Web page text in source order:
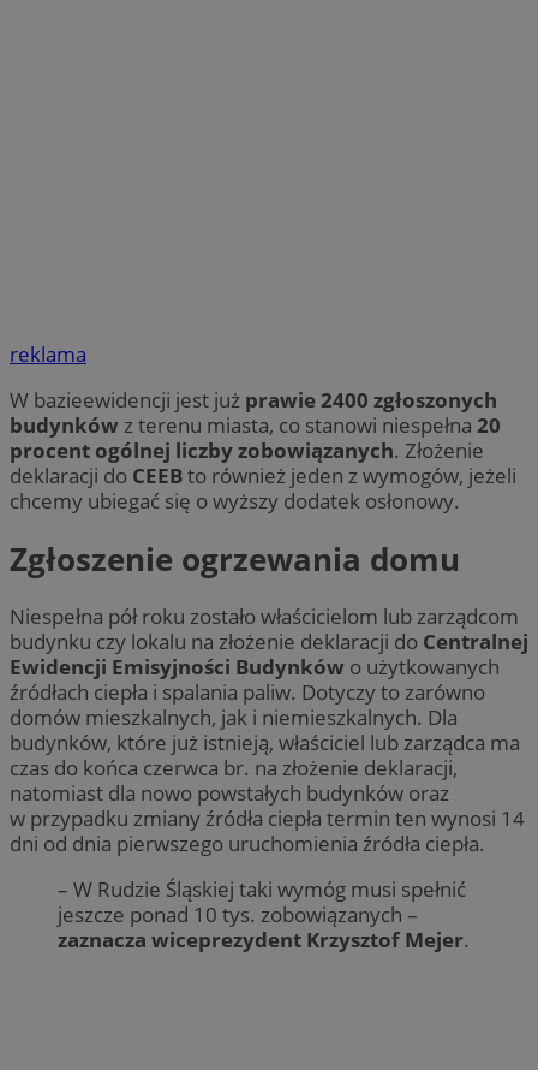
reklama
W bazieewidencji jest już prawie 2400 zgłoszonych
budynków z terenu miasta, co stanowi niespełna 20
procent ogólnej liczby zobowiązanych. Złożenie
deklaracji do CEEBto również jeden z wymogów, jeżeli
chcemy ubiegać się o wyższy dodatek osłonowy.
Zgłoszenie ogrzewania domu
Niespełna pół roku zostało właścicielom lub zarządcom
budynku czy lokalu na złożenie deklaracji do Centralnej
Ewidencji Emisyjności Budynków o użytkowanych
źródłach ciepła i spalania paliw. Dotyczy to zarówno
domów mieszkalnych, jak i niemieszkalnych. Dla
budynków, które już istnieją, właściciel lub zarządca ma
czas do końca czerwca br. na złożenie deklaracji,
natomiast dla nowo powstałych budynków oraz
w przypadku zmiany źródła ciepła termin ten wynosi 14
dni od dnia pierwszego uruchomienia źródła ciepła.
– W Rudzie Śląskiej taki wymóg musi spełnić
jeszcze ponad 10 tys. zobowiązanych –
zaznacza wiceprezydent Krzysztof Mejer.